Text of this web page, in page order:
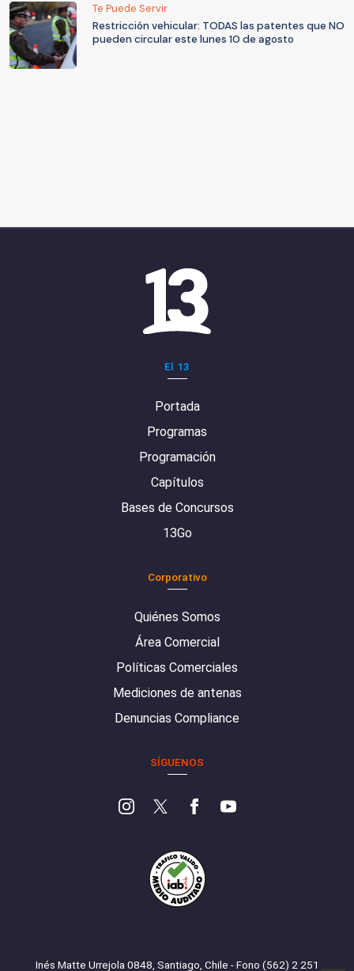
Te Puede Servir
Restricción vehicular: TODAS las patentes que NO
pueden circular este lunes 10 de agosto
El 13
Portada
Programas
Programación
Capítulos
Bases de Concursos
13Go
Corporativo
Quiénes Somos
Área Comercial
Políticas Comerciales
Mediciones de antenas
Denuncias Compliance
SÍGUENOS
Inés Matte Urrejola 0848, Santiago, Chile - Fono (562) 2 251